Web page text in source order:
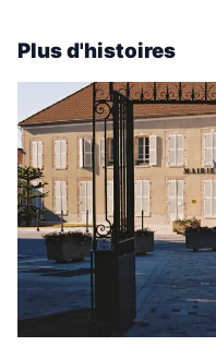
Plus d'histoires